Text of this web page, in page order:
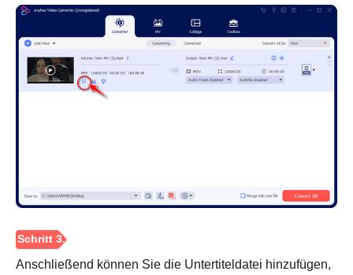
Anschließend können Sie die Untertiteldatei hinzufügen,